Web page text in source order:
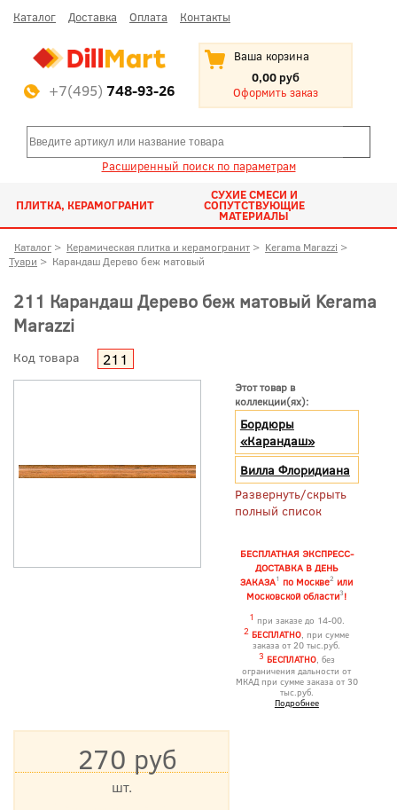
Каталог Доставка Оплата Контакты
+7(495) 748-93-26
Ваша корзина
0,00 руб
Оформить заказ
Расширенный поиск по параметрам
ПЛИТКА, КЕРАМОГРАНИТ
СУХИЕ СМЕСИ И
СОПУТСТВУЮЩИЕ
МАТЕРИАЛЫ
Каталог > Керамическая плитка и керамогранит > Kerama Marazzi >
Туари > Карандаш Дерево беж матовый
211 Карандаш Дерево беж матовый Kerama
Marazzi
Код товара 211
Этот товар в
коллекции(ях):
Бордюры
«Карандаш»
Вилла Флоридиана
Развернуть/скрыть
полный список
БЕСПЛАТНАЯ ЭКСПРЕСС-
ДОСТАВКА В ДЕНЬ
ЗАКАЗА1 по Москве2 или
Московской области3!
1 при заказе до 14-00.
2 БЕСПЛАТНО, при сумме
заказа от 20 тыс.руб.
3 БЕСПЛАТНО, без
ограничения дальности от
МКАД при сумме заказа от 30
тыс.руб.
Подробнее
270 руб
шт.